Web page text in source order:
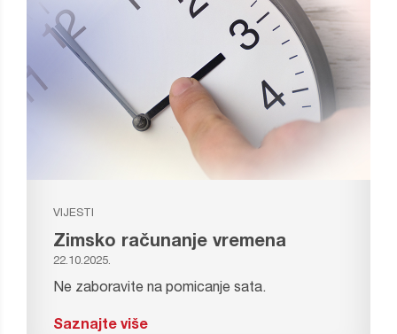
VIJESTI
Zimsko računanje vremena
22.10.2025.
Ne zaboravite na pomicanje sata.
Saznajte više